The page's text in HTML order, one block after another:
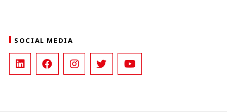
SOCIAL MEDIA